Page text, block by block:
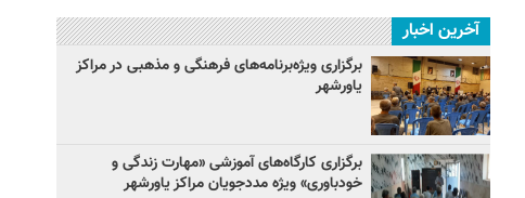
آخرین اخبار
برگزاری ویژه‌برنامه‌های فرهنگی و مذهبی در مراکز
یاورشهر
برگزاری کارگاه‌های آموزشی «مهارت زندگی و
خودباوری» ویژه مددجویان مراکز یاورشهر